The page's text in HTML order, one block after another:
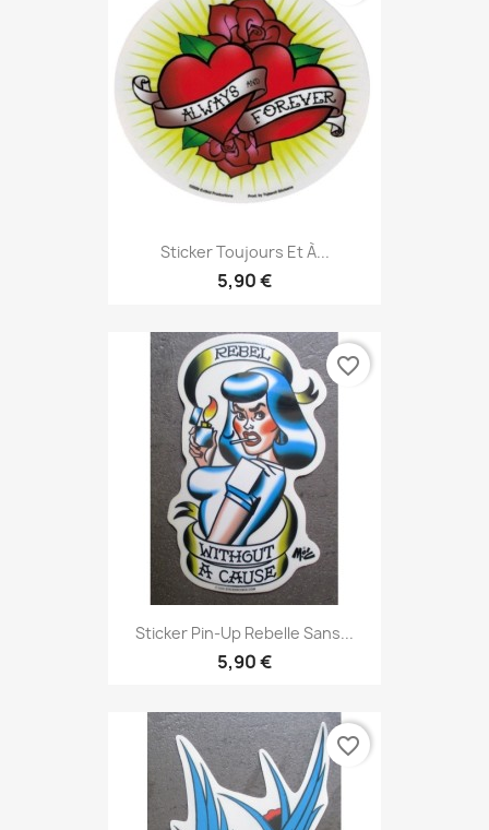
Sticker Toujours Et À...
5,90 €
Sticker Pin-Up Rebelle Sans...
5,90 €
favorite_border
favorite_border